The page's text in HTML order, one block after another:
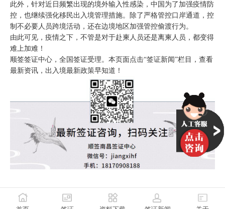
此外，针对近日频繁出现的境外输入性感染，中国为了加强疫情防
控，也继续强化移民出入境管理措施。除了严格管控口岸通道，控
制不必要人员跨境活动，还在边境地区加强管控偷渡行为。
由此可见，疫情之下，不管是对于赴柬人员还是离柬人员，都变得
难上加难！
顺签签证中心，全国签证受理。本页面点击“签证新闻”栏目，查看
最新资讯，出入境最新政策早知道！